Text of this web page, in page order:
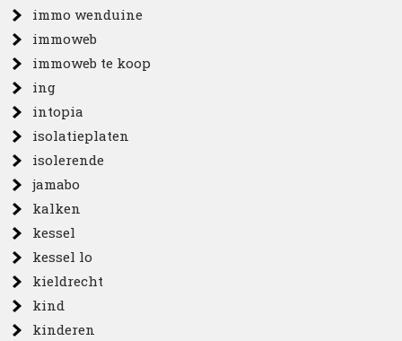
immo wenduine
immoweb
immoweb te koop
ing
intopia
isolatieplaten
isolerende
jamabo
kalken
kessel
kessel lo
kieldrecht
kind
kinderen